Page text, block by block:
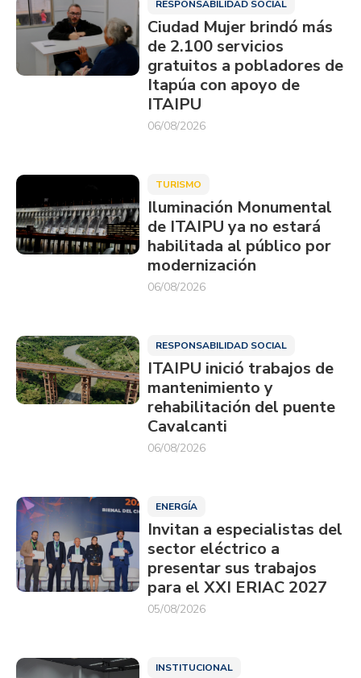
RESPONSABILIDAD SOCIAL
Ciudad Mujer brindó más
de 2.100 servicios
gratuitos a pobladores de
Itapúa con apoyo de
ITAIPU
06/08/2026
TURISMO
Iluminación Monumental
de ITAIPU ya no estará
habilitada al público por
modernización
06/08/2026
RESPONSABILIDAD SOCIAL
ITAIPU inició trabajos de
mantenimiento y
rehabilitación del puente
Cavalcanti
06/08/2026
ENERGÍA
Invitan a especialistas del
sector eléctrico a
presentar sus trabajos
para el XXI ERIAC 2027
05/08/2026
INSTITUCIONAL